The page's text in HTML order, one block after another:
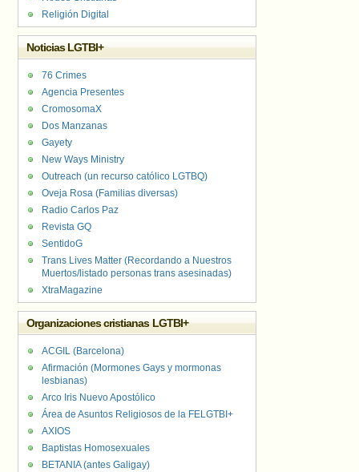
Religión Digital
Noticias LGTBI+
76 Crimes
Agencia Presentes
CromosomaX
Dos Manzanas
Gayety
New Ways Ministry
Outreach (un recurso católico LGTBQ)
Oveja Rosa (Familias diversas)
Radio Carlos Paz
Revista GQ
SentidoG
Trans Lives Matter (Recordando a Nuestros
Muertos/listado personas trans asesinadas)
XtraMagazine
Organizaciones cristianas LGTBI+
ACGIL (Barcelona)
Afirmación (Mormones Gays y mormonas
lesbianas)
Arco Iris Nuevo Apostólico
Área de Asuntos Religiosos de la FELGTBI+
AXIOS
Baptistas Homosexuales
BETANIA (antes Galigay)